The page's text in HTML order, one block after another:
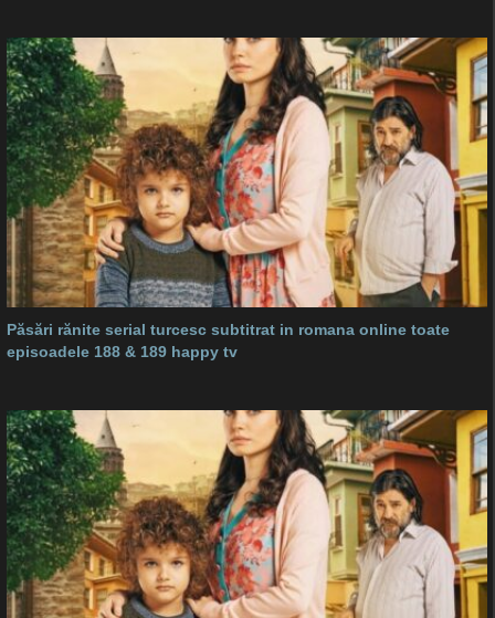
Păsări rănite serial turcesc subtitrat in romana online toate
episoadele 188 & 189 happy tv